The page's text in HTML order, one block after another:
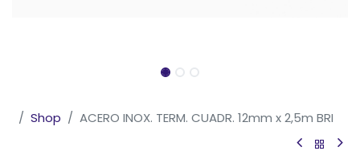
Shop ACERO INOX. TERM. CUADR. 12mm x 2,5m BRI